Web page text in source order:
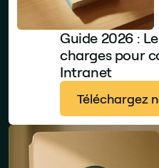
Guide 2026 :
charges pour
Intranet
Téléchargez